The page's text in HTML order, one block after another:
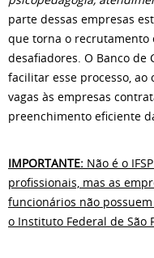
parte dessas empresas
que torna o recrutamento
desafiadores. O Banco
facilitar esse processo, ao
vagas às empresas
preenchimento eficiente
IMPORTANTE: Não é o
profissionais, mas as
funcionários não
o Instituto Federal de São